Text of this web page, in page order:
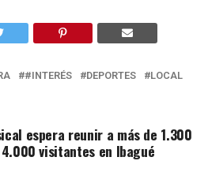
#INTERÉS DEPORTES
LOCAL
espera reunir a más de 1.300
visitantes en Ibagué